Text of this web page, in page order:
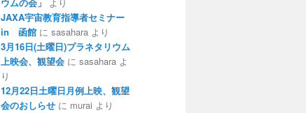
JAXA宇宙教育指導者セミナー
in 函館 に sasahara より
3月16日(土曜日)プラネタリウム
上映会、観望会 に sasahara よ
り
12月22日土曜日月例上映、観望
会のおしらせ に murai より